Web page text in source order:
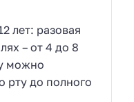
лет: разовая
– от 4 до 8
можно
рту до полного